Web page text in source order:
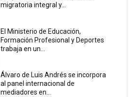
migratoria integral y...
El Ministerio de Educación,
Formación Profesional y Deportes
trabaja en un...
Álvaro de Luis Andrés se incorpora
al panel internacional de
mediadores en...